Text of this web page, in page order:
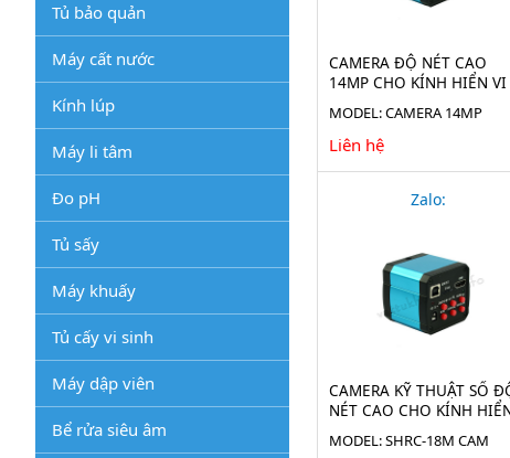
CAMERA ĐỘ NÉT CAO
14MP CHO KÍNH HIỂN VI
MODEL: CAMERA 14MP
Liên hệ
Zalo:
CAMERA KỸ THUẬT SỐ
NÉT CAO CHO KÍNH
MODEL: SHRC-18M CAM
Tủ bảo quản
Máy cất nước
Kính lúp
Máy li tâm
Đo pH
Tủ sấy
Máy khuấy
Tủ cấy vi sinh
Máy dập viên
Bể rửa siêu âm